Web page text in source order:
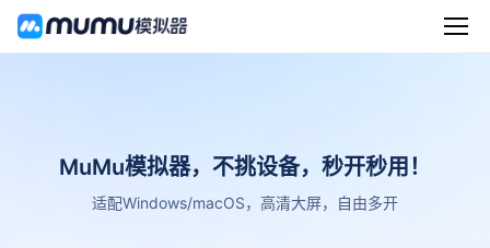
MuMu模拟器，不挑设备，秒开秒用！
适配Windows/macOS，高清大屏，自由多开